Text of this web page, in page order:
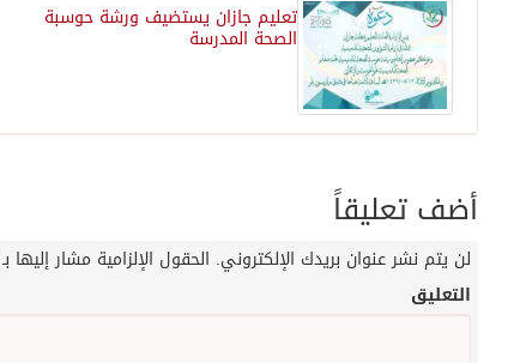
تعليم جازان يستضيف ورشة حوسبة
الصحة المدرسة
أضف تعليقاً
لن يتم نشر عنوان بريدك الإلكتروني. الحقول الإلزامية مشار إليها بـ
التعليق